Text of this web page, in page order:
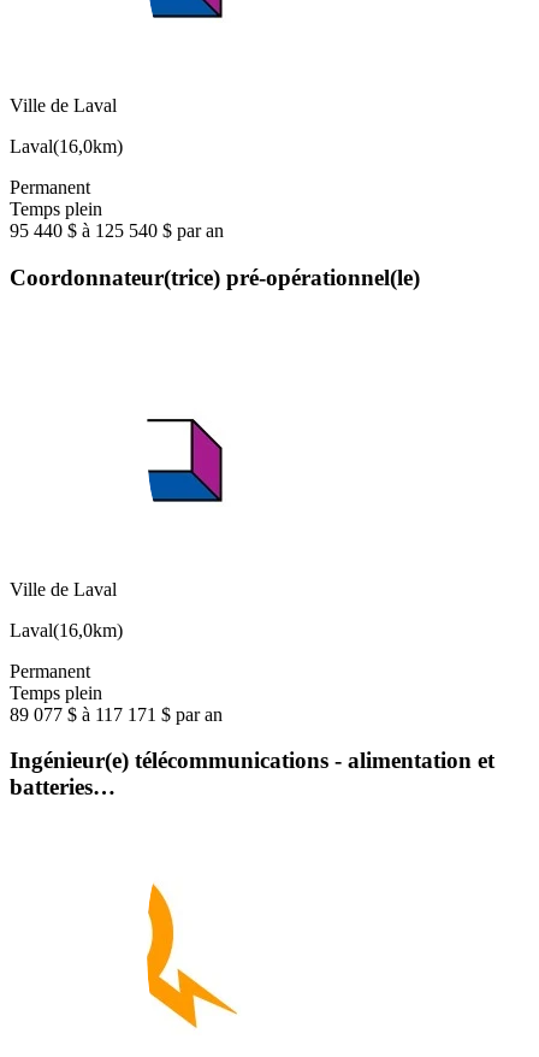
Ville de Laval
Laval(16,0km)
Permanent
Temps plein
95 440 $ à 125 540 $ par an
Coordonnateur(trice) pré-opérationnel(le)
Ville de Laval
Laval(16,0km)
Permanent
Temps plein
89 077 $ à 117 171 $ par an
Ingénieur(e) télécommunications - alimentation et
batteries…